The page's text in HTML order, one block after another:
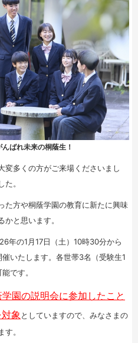
ばれ未来の桐蔭生！
変多くの方がご来場くださいまし
。
た方や桐蔭学園の教育に新たに興味
と思います。
年の1月17日（土）10時30分から
いたします。各世帯3名（受験生1
です。
園の説明会に参加したこと
象 としていますので、みなさまの
。